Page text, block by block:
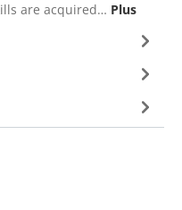
are acquired… Plus